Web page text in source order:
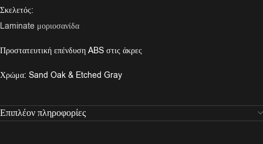
Σκελετός:
Laminate μοριοσανίδα
Προστατευτική επένδυση ABS στις άκρες
Χρώμα: Sand Oak & Etched Gray
Επιπλέον πληροφορίες